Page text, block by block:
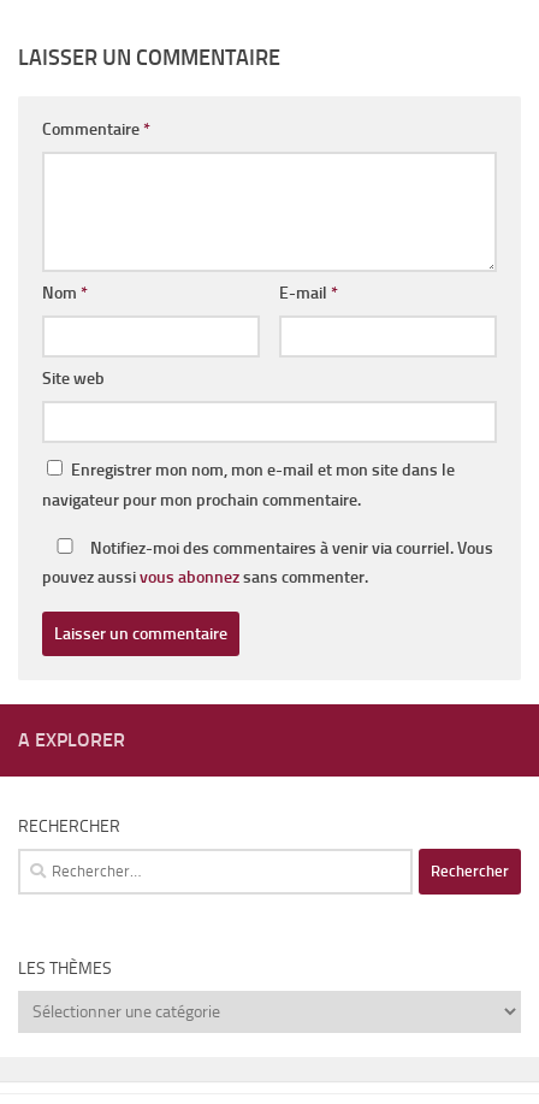
LAISSER UN COMMENTAIRE
Commentaire*
Nom * E-mail *
Site web
Enregistrer mon nom, mon e-mail et mon site dans le
navigateur pour mon prochain commentaire.
Notifiez-moi des commentaires à venir via courriel. Vous
pouvez aussivous abonnezsans commenter.
A EXPLORER
RECHERCHER
Rechercher :
LES THÈMES
Les
thèmes